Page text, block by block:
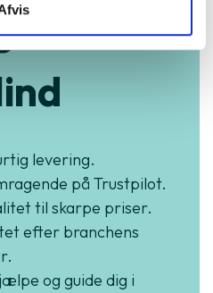
hos
levering.
på Trustpilot.
til skarpe priser.
efter branchens
og guide dig i